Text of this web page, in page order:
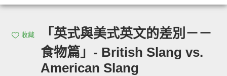
收藏
「英式與美式英文的差別－－
食物篇」- British Slang vs.
American Slang